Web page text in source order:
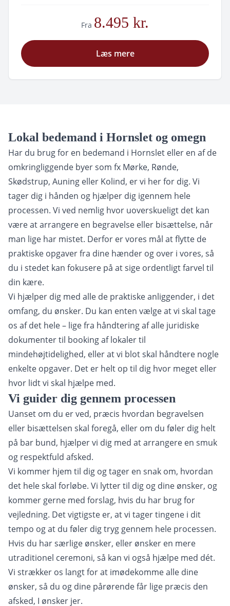
Fra 8.495 kr.
Læs mere
Lokal bedemand i Hornslet og omegn
Har du brug for en bedemand i Hornslet eller en af de
omkringliggende byer som fx Mørke, Rønde,
Skødstrup, Auning eller Kolind, er vi her for dig. Vi
tager dig i hånden og hjælper dig igennem hele
processen. Vi ved nemlig hvor uoverskueligt det kan
være at arrangere en begravelse eller bisættelse, når
man lige har mistet. Derfor er vores mål at flytte de
praktiske opgaver fra dine hænder og over i vores, så
du i stedet kan fokusere på at sige ordentligt farvel til
din kære.
Vi hjælper dig med alle de praktiske anliggender, i det
omfang, du ønsker. Du kan enten vælge at vi skal tage
os af det hele – lige fra håndtering af alle juridiske
dokumenter til booking af lokaler til
mindehøjtidelighed, eller at vi blot skal håndtere nogle
enkelte opgaver. Det er helt op til dig hvor meget eller
hvor lidt vi skal hjælpe med.
Vi guider dig gennem processen
Uanset om du er ved, præcis hvordan begravelsen
eller bisættelsen skal foregå, eller om du føler dig helt
på bar bund, hjælper vi dig med at arrangere en smuk
og respektfuld afsked.
Vi kommer hjem til dig og tager en snak om, hvordan
det hele skal forløbe. Vi lytter til dig og dine ønsker, og
kommer gerne med forslag, hvis du har brug for
vejledning. Det vigtigste er, at vi tager tingene i dit
tempo og at du føler dig tryg gennem hele processen.
Hvis du har særlige ønsker, eller ønsker en mere
utraditionel ceremoni, så kan vi også hjælpe med dét.
Vi strækker os langt for at imødekomme alle dine
ønsker, så du og dine pårørende får lige præcis den
afsked, I ønsker jer.